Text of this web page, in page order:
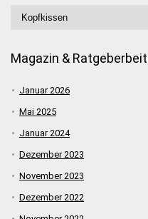
Magazin &
Januar 2026
Mai 2025
Januar 2024
Dezember 2023
November 2023
Dezember 2022